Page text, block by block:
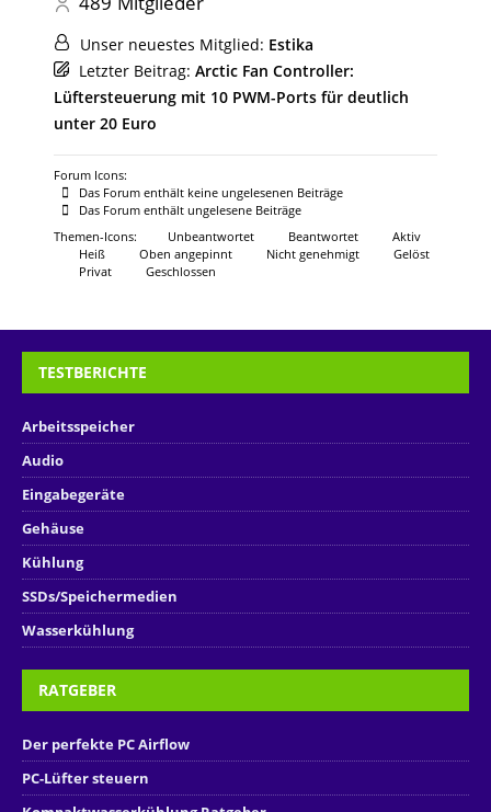
Unser neuestes Mitglied: Estika
Letzter Beitrag: Arctic Fan Controller:
Lüftersteuerung mit 10 PWM-Ports für deutlich
unter 20 Euro
Forum Icons:
Das Forum enthält keine ungelesenen Beiträge
Das Forum enthält ungelesene Beiträge
Themen-Icons:
Unbeantwortet Beantwortet
Aktiv
Heiß
Oben angepinnt Nicht genehmigt
Gelöst
Privat
Geschlossen
TESTBERICHTE
Arbeitsspeicher
Audio
Eingabegeräte
Gehäuse
Kühlung
SSDs/Speichermedien
Wasserkühlung
RATGEBER
Der perfekte PC Airflow
PC-Lüfter steuern